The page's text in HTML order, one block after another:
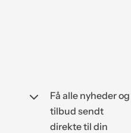
Få alle nyheder og
tilbud sendt
direkte til din